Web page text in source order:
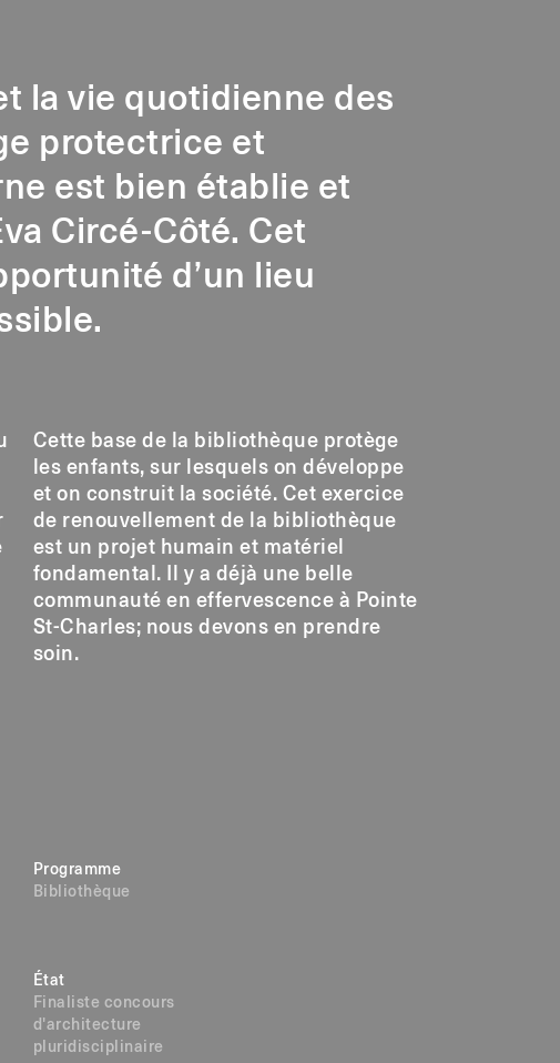
la vie quotidienne des
protectrice et
est bien établie et
Circé-Côté. Cet
d’un lieu
Cette base de la bibliothèque protège
les enfants, sur lesquels on développe
et on construit la société. Cet exercice
de renouvellement de la bibliothèque
est un projet humain et matériel
fondamental. Il y a déjà une belle
communauté en effervescence à Pointe
St-Charles; nous devons en prendre
soin.
Programme
Bibliothèque
État
Finaliste concours
d'architecture
pluridisciplinaire